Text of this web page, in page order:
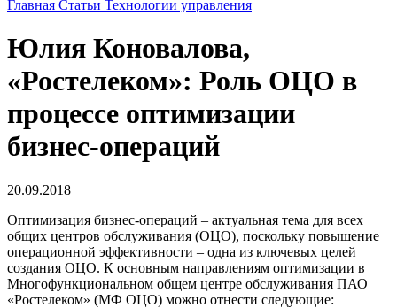
Главная Статьи Технологии управления
Юлия Коновалова,
«Ростелеком»: Роль ОЦО в
процессе оптимизации
бизнес-операций
20.09.2018
Оптимизация бизнес-операций – актуальная тема для всех
общих центров обслуживания (ОЦО), поскольку повышение
операционной эффективности – одна из ключевых целей
создания ОЦО. К основным направлениям оптимизации в
Многофункциональном общем центре обслуживания ПАО
«Ростелеком» (МФ ОЦО) можно отнести следующие: